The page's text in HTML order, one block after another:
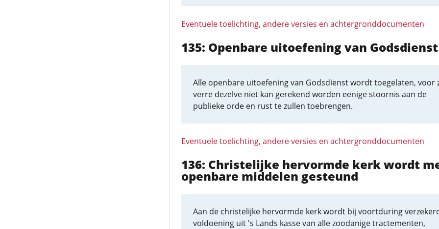
Eventuele toelichting, andere versies en achtergronddocumenten
135: Openbare uitoefening van Godsdienst
Alle openbare uitoefening van Godsdienst wordt toegelaten, voor
verre dezelve niet kan gerekend worden eenige stoornis aan de
publieke orde en rust te zullen toebrengen.
Eventuele toelichting, andere versies en achtergronddocumenten
136: Christelijke hervormde kerk wordt
openbare middelen gesteund
Aan de christelijke hervormde kerk wordt bij voortduring
voldoening uit 's Lands kasse van alle zoodanige tractementen,